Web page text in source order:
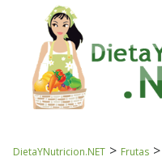
DietaYNutricion.NET > Frutas >